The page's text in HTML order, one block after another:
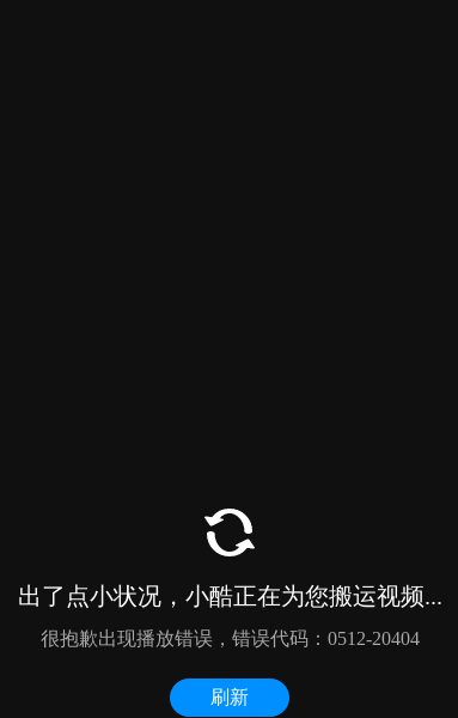
出了点小状况，小酷正在为您搬运视频...
很抱歉出现播放错误，错误代码：0512-20404
刷新